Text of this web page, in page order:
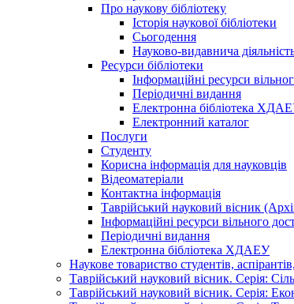
Про наукову бібліотеку
Історія наукової бібліотеки
Сьогодення
Науково-видавнича
Ресурси бібліотеки
Інформаційні ресурси
Періодичні видання
Електронна бібліотека
Електронний каталог
Послуги
Студенту
Корисна інформація для науковців
Відеоматеріали
Контактна інформація
Таврійський науковий вісник
Інформаційні ресурси вільного
Періодичні видання
Електронна бібліотека ХДАЕУ
Наукове товариство студентів,
Таврійський науковий вісник. Серія:
Таврійський науковий вісник. Серія: